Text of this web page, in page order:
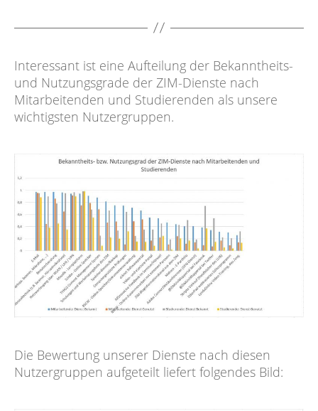
Interessant ist eine Aufteilung der Bekanntheits-
und Nutzungsgrade der ZIM-Dienste nach
Mitarbeitenden und Studierenden als unsere
wichtigsten Nutzergruppen.
Die Bewertung unserer Dienste nach diesen
Nutzergruppen aufgeteilt liefert folgendes Bild: